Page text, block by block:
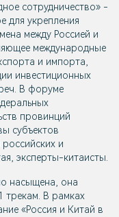
сотрудничество» -
для укрепления
между Россией и
международные
и импорта,
инвестиционных
В форуме
провинций
субъектов
и
эксперты-китаисты.
насыщена, она
трекам. В рамках
«Россия и Китай в